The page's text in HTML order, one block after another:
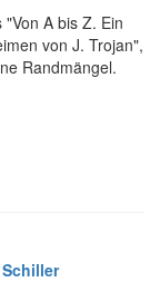
A bis Z. Ein
von J. Trojan",
Randmängel.